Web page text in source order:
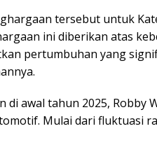
tersebut untuk
ini diberikan atas
pertumbuhan yang
awal tahun 2025, Robby
Mulai dari fluktuasi